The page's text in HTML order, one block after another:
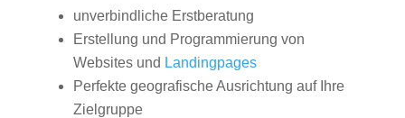
unverbindliche Erstberatung
Erstellung und Programmierung von
Websites und Landingpages
Perfekte geografische Ausrichtung auf Ihre
Zielgruppe